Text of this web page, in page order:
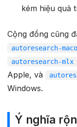
kém hiệu quả
Cộng đồng cũng
autoresearch-
autoresearch-mlx
Apple, và
Windows.
Ý nghĩa